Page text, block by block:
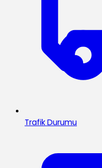
Trafik Durumu